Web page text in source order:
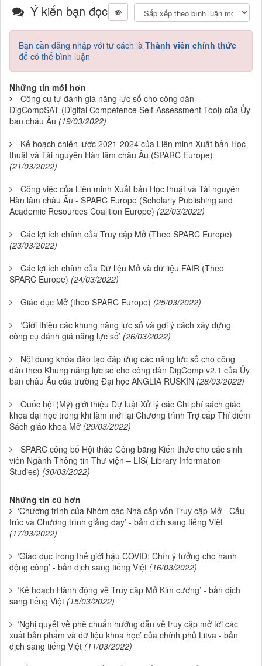
Ý kiến bạn đọc
Bạn cần đăng nhập với tư cách là Thành viên chính thức
để có thể bình luận
Những tin mới hơn
Công cụ tự đánh giá năng lực số cho công dân -
DigCompSAT (Digital Competence Self-Assessment Tool) của Ủy
ban châu Âu (19/03/2022)
Kế hoạch chiến lược 2021-2024 của Liên minh Xuất bản Học
thuật và Tài nguyên Hàn lâm châu Âu (SPARC Europe)
(21/03/2022)
Công việc của Liên minh Xuất bản Học thuật và Tài nguyên
Hàn lâm châu Âu - SPARC Europe (Scholarly Publishing and
Academic Resources Coalition Europe) (22/03/2022)
Các lợi ích chính của Truy cập Mở (Theo SPARC Europe)
(23/03/2022)
Các lợi ích chính của Dữ liệu Mở và dữ liệu FAIR (Theo
SPARC Europe) (24/03/2022)
Giáo dục Mở (theo SPARC Europe) (25/03/2022)
‘Giới thiệu các khung năng lực số và gợi ý cách xây dựng
công cụ đánh giá năng lực số’ (26/03/2022)
Nội dung khóa đào tạo đáp ứng các năng lực số cho công
dân theo Khung năng lực số cho công dân DigComp v2.1 của Ủy
ban châu Âu của trường Đại học ANGLIA RUSKIN (28/03/2022)
Quốc hội (Mỹ) giới thiệu Dự luật Xử lý các Chi phí sách giáo
khoa đại học trong khi làm mới lại Chương trình Trợ cấp Thí điểm
Sách giáo khoa Mở (29/03/2022)
SPARC công bố Hội thảo Công bằng Kiến thức cho các sinh
viên Ngành Thông tin Thư viện – LIS( Library Information
Studies) (30/03/2022)
Những tin cũ hơn
‘Chương trình của Nhóm các Nhà cấp vốn Truy cập Mở - Cấu
trúc và Chương trình giảng dạy’ - bản dịch sang tiếng Việt
(17/03/2022)
‘Giáo dục trong thế giới hậu COVID: Chín ý tưởng cho hành
động công’ - bản dịch sang tiếng Việt (16/03/2022)
‘Kế hoạch Hành động về Truy cập Mở Kim cương’ - bản dịch
sang tiếng Việt (15/03/2022)
‘Nghị quyết về phê chuẩn hướng dẫn về truy cập mở tới các
xuất bản phẩm và dữ liệu khoa học’ của chính phủ Litva - bản
dịch sang tiếng Việt (11/03/2022)